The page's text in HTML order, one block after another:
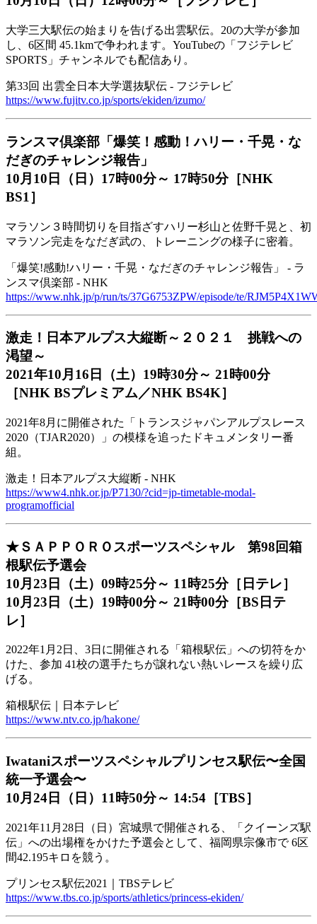
大学三大駅伝の始まりを告げる出雲駅伝。20の大学が参加
し、6区間 45.1kmで争われます。YouTubeの「フジテレビ
SPORTS」チャンネルでも配信あり。
第33回 出雲全日本大学選抜駅伝 - フジテレビ
https://www.fujitv.co.jp/sports/ekiden/izumo/
ランスマ倶楽部「爆笑！感動！ハリー・千晃・な
だぎのチャレンジ報告」
10月10日（日）17時00分～ 17時50分［NHK
BS1］
マラソン３時間切りを目指ざすハリー杉山と佐野千晃と、初
マラソン完走をなだぎ武の、トレーニングの様子に密着。
「爆笑!感動!ハリー・千晃・なだぎのチャレンジ報告」 - ラ
ンスマ倶楽部 - NHK
https://www.nhk.jp/p/run/ts/37G6753ZPW/episode/te/
激走！日本アルプス大縦断～２０２１ 挑戦への
渇望～
2021年10月16日（土）19時30分～ 21時00分
［NHK BSプレミアム／NHK BS4K］
2021年8月に開催された「トランスジャパンアルプスレース
2020（TJAR2020）」の模様を追ったドキュメンタリー番
組。
激走！日本アルプス大縦断 - NHK
https://www4.nhk.or.jp/P7130/?cid=jp-timetable-modal-
programofficial
★ＳＡＰＰＯＲＯスポーツスペシャル 第98回箱
根駅伝予選会
10月23日（土）09時25分～ 11時25分［日テレ］
10月23日（土）19時00分～ 21時00分［BS日テ
レ］
2022年1月2日、3日に開催される「箱根駅伝」への切符をか
けた、参加 41校の選手たちが譲れない熱いレースを繰り広
げる。
箱根駅伝｜日本テレビ
https://www.ntv.co.jp/hakone/
Iwataniスポーツスペシャルプリンセス駅伝〜全国
統一予選会〜
10月24日（日）11時50分～ 14:54［TBS］
2021年11月28日（日）宮城県で開催される、「クイーンズ駅
伝」への出場権をかけた予選会として、福岡県宗像市で 6区
間42.195キロを競う。
プリンセス駅伝2021｜TBSテレビ
https://www.tbs.co.jp/sports/athletics/princess-ekiden/